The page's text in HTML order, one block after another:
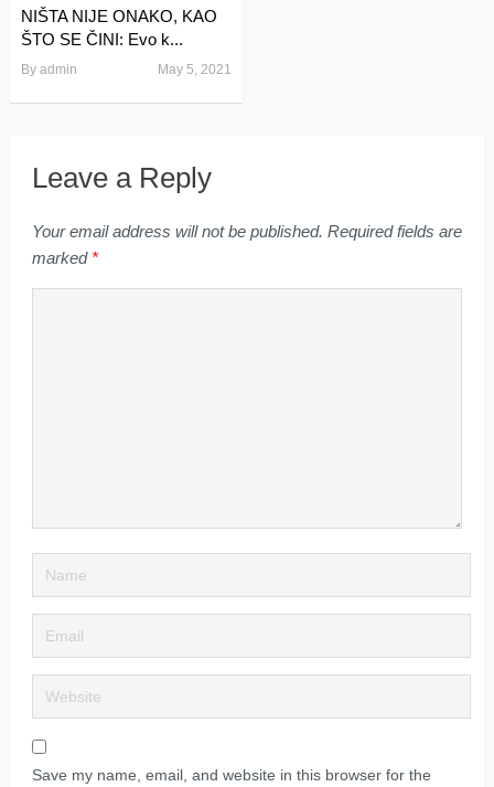
NIŠTA NIJE ONAKO, KAO
ŠTO SE ČINI: Evo k...
By admin May 5, 2021
Leave a Reply
Your email address will not be published. Required fields are
marked *
Save my name, email, and website in this browser for the